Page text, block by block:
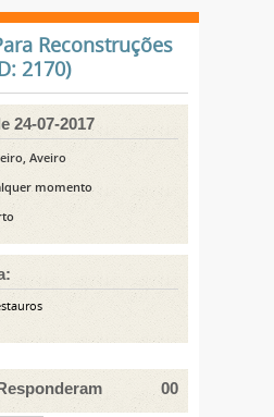
Reconstruções
2170)
24-07-2017
Aveiro
momento
00